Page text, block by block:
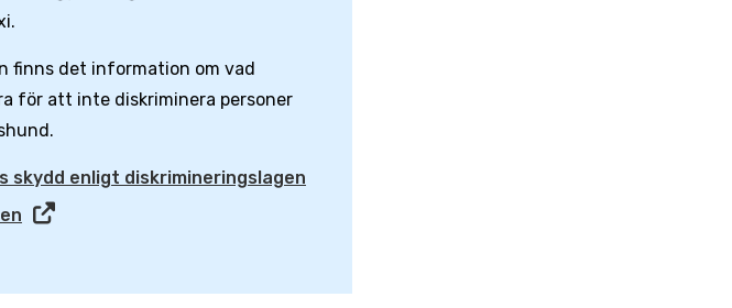
finns det information om vad
för att inte diskriminera person­er
skydd enligt diskrimineringslagen